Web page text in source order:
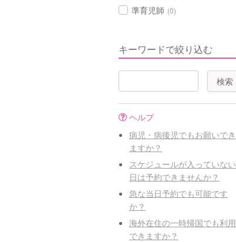
準育児師 (0)
キーワードで絞り込む
ヘルプ
病児・病後児でもお願いでき
ますか？
スケジュールが入っていない
日は予約できませんか？
急な当日予約でも可能です
か？
海外在住の一時帰国でも利用
できますか？